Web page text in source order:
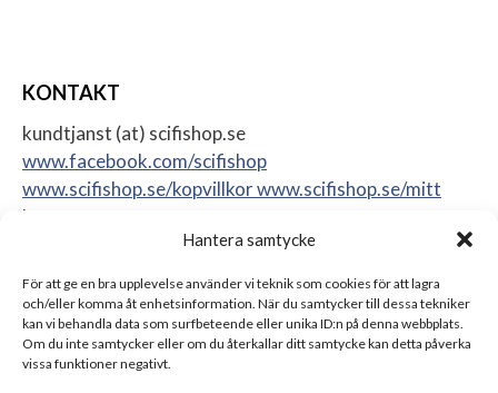
Hantera samtycke
För att ge en bra upplevelse använder vi teknik som cookies för att lagra
och/eller komma åt enhetsinformation. När du samtycker till dessa tekniker
kan vi behandla data som surfbeteende eller unika ID:n på denna webbplats.
Om du inte samtycker eller om du återkallar ditt samtycke kan detta påverka
vissa funktioner negativt.
KONTAKT
kundtjanst (at) scifishop.se
www.facebook.com/scifishop
www.scifishop.se/kopvillkorwww.scifishop.se/mitt
konto
Sweden